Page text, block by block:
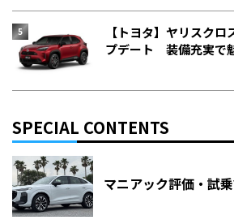
【トヨタ】ヤリスクロ
プデート 装備充実で
SPECIAL CONTENTS
マニアック評価・試